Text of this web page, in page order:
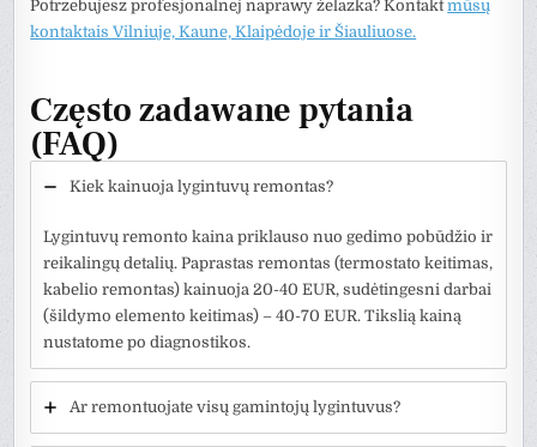
Potrzebujesz profesjonalnej naprawy żelazka? Kontaktmūsų
kontaktais Vilniuje, Kaune, Klaipėdoje ir Šiauliuose.
Często zadawane pytania
(FAQ)
Kiek kainuoja lygintuvų remontas?
Lygintuvų remonto kaina priklauso nuo gedimo pobūdžio ir
reikalingų detalių. Paprastas remontas (termostato keitimas,
kabelio remontas) kainuoja 20-40 EUR, sudėtingesni darbai
(šildymo elemento keitimas) – 40-70 EUR. Tikslią kainą
nustatome po diagnostikos.
Ar remontuojate visų gamintojų lygintuvus?